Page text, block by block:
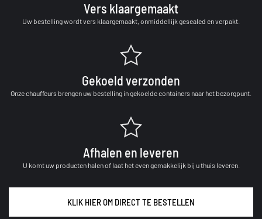
Vers klaargemaakt
Uw bestelling wordt vers klaargemaakt, onmiddellijk gesealed en verpakt.
Gekoeld verzonden
Onze chauffeurs brengen uw bestelling in gekoelde containers naar het bezorgpunt.
Afhalen en leveren
U komt uw producten halen of laat het even gemakkelijk bij u thuis leveren.
KLIK HIER OM DIRECT TE BESTELLEN